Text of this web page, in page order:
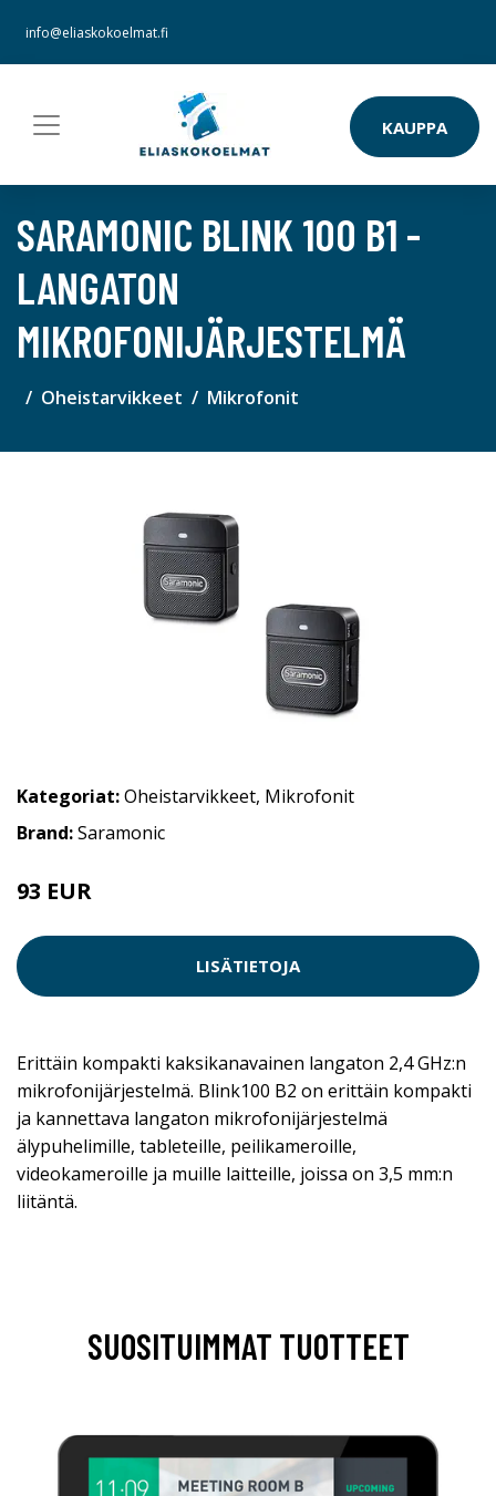
info@eliaskokoelmat.fi
KAUPPA
SARAMONIC BLINK 100 B1 -
LANGATON
MIKROFONIJÄRJESTELMÄ
Oheistarvikkeet Mikrofonit
Kategoriat:Oheistarvikkeet, Mikrofonit
Brand:Saramonic
93 EUR
LISÄTIETOJA
Erittäin kompakti kaksikanavainen langaton 2,4 GHz:n
mikrofonijärjestelmä. Blink100 B2 on erittäin kompakti
ja kannettava langaton mikrofonijärjestelmä
älypuhelimille, tableteille, peilikameroille,
videokameroille ja muille laitteille, joissa on 3,5 mm:n
liitäntä.
SUOSITUIMMAT TUOTTEET